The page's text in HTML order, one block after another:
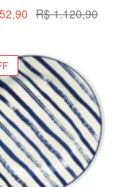
de
R$1.120,90